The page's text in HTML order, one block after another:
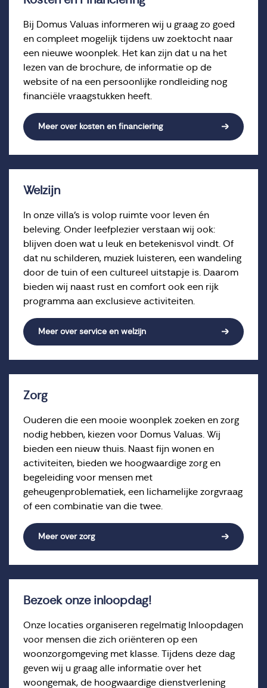
Bij Domus Valuas informeren wij u graag zo goed
en compleet mogelijk tijdens uw zoektocht naar
een nieuwe woonplek. Het kan zijn dat u na het
lezen van de brochure, de informatie op de
website of na een persoonlijke rondleiding nog
financiële vraagstukken heeft.
Meer over kosten en financiering
Welzijn
In onze villa’s is volop ruimte voor leven én
beleving. Onder leefplezier verstaan wij ook:
blijven doen wat u leuk en betekenisvol vindt. Of
dat nu schilderen, muziek luisteren, een wandeling
door de tuin of een cultureel uitstapje is. Daarom
bieden wij naast rust en comfort ook een rijk
programma aan exclusieve activiteiten.
Meer over service en welzijn
Zorg
Ouderen die een mooie woonplek zoeken en zorg
nodig hebben, kiezen voor Domus Valuas. Wij
bieden een nieuw thuis. Naast fijn wonen en
activiteiten, bieden we hoogwaardige zorg en
begeleiding voor mensen met
geheugenproblematiek, een lichamelijke zorgvraag
of een combinatie van die twee.
Meer over zorg
Bezoek onze inloopdag!
Onze locaties organiseren regelmatig Inloopdagen
voor mensen die zich oriënteren op een
woonzorgomgeving met klasse. Tijdens deze dag
geven wij u graag alle informatie over het
woongemak, de hoogwaardige dienstverlening